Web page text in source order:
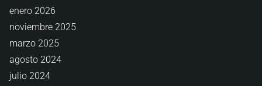
enero 2026
noviembre 2025
marzo 2025
agosto 2024
julio 2024